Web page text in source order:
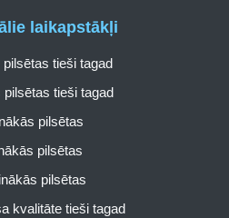
laikapstākļi
tieši tagad
tieši tagad
pilsētas
pilsētas
pilsētas
kvalitāte tieši tagad